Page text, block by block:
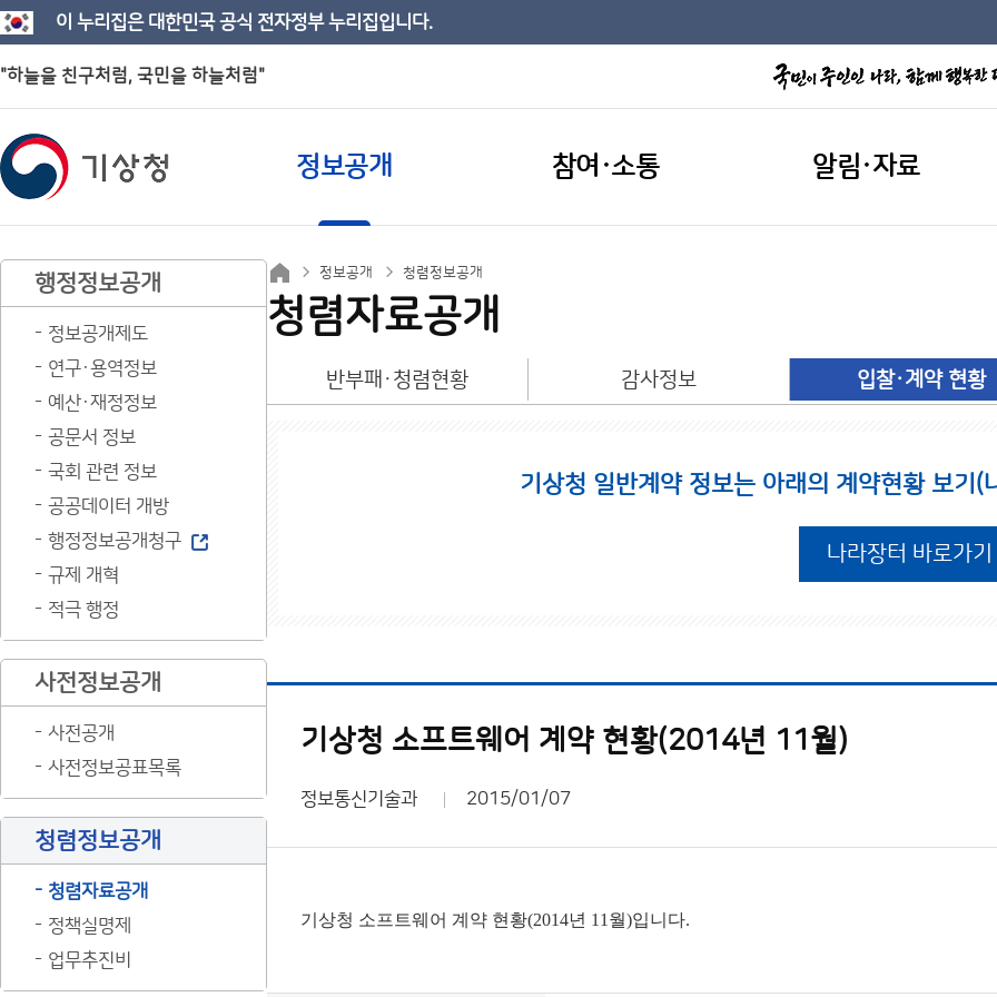
이 누리집은 대한민국 공식 전자정부 누리집입니다.
"하늘을 친구처럼, 국민을 하늘처럼"
정보공개 참여·소통 알림·자료
행정정보공개
정보공개제도
연구·용역정보
예산·재정정보
공문서 정보
국회 관련 정보
공공데이터 개방
행정정보공개청구
규제 개혁
적극 행정
사전정보공개
사전공개
사전정보공표목록
청렴정보공개
청렴자료공개
정책실명제
업무추진비
정보공개 청렴정보공개
청렴자료공개
반부패·청렴현황 감사정보 입찰·계약 현황
기상청 일반계약 정보는 아래의 계약현황 보기
나라장터 바로가기
기상청 소프트웨어 계약 현황(2014년 11월)
정보통신기술과 2015/01/07
기상청 소프트웨어 계약 현황(2014년 11월)입니다.